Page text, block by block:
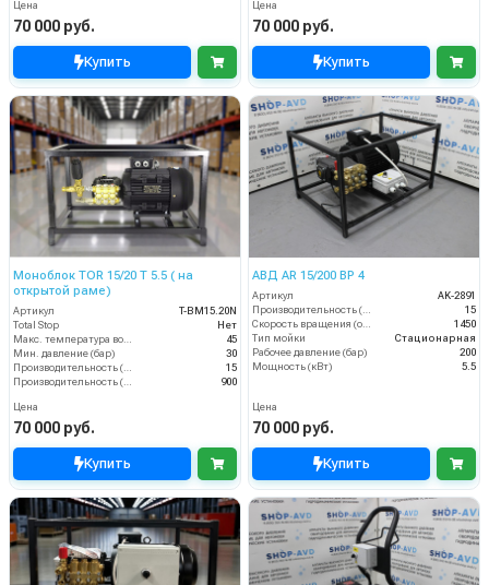
Цена
70 000 руб.
Купить
Цена
70 000 руб.
Купить
Моноблок TOR 15/20 T 5.5 ( на
открытой раме)
Артикул
T-BM15.20N
Total Stop
Нет
45
Мин. давление (бар)
30
15
900
Цена
70 000 руб.
Купить
АВД AR 15/200 BP 4
Артикул
AK-2891
15
1450
Тип мойки
Стационарная
Рабочее давление (бар)
200
Мощность (кВт)
5.5
Цена
70 000 руб.
Купить